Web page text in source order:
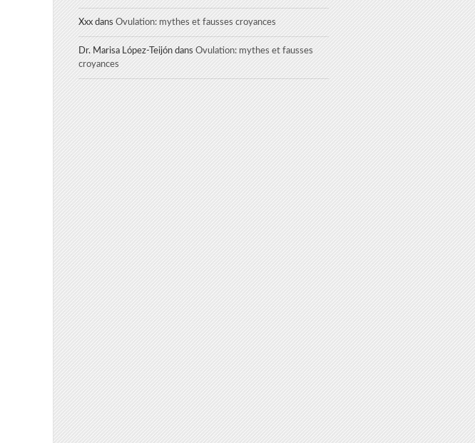
Xxx dans Ovulation: mythes et fausses croyances
Dr. Marisa López-TeijóndansOvulation: mythes et fausses
croyances